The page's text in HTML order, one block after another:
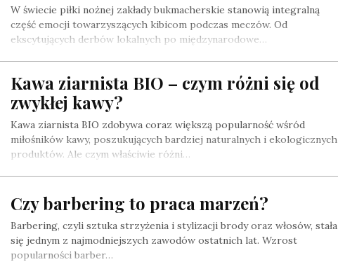
W świecie piłki nożnej zakłady bukmacherskie stanowią integralną
część emocji towarzyszących kibicom podczas meczów. Od
ekscytujących derbów lokalnych po międzynarodowe…
Kawa ziarnista BIO – czym różni się od
zwykłej kawy?
Kawa ziarnista BIO zdobywa coraz większą popularność wśród
miłośników kawy, poszukujących bardziej naturalnych i ekologicznych
produktów. Ale czym właściwie różni…
Czy barbering to praca marzeń?
Barbering, czyli sztuka strzyżenia i stylizacji brody oraz włosów, stała
się jednym z najmodniejszych zawodów ostatnich lat. Wzrost
popularności barber…